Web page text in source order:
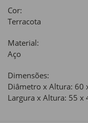
Cor:
Terracota
Material:
Aço
Dimensões:
Diâmetro x Altura: 60
Largura x Altura: 55 x